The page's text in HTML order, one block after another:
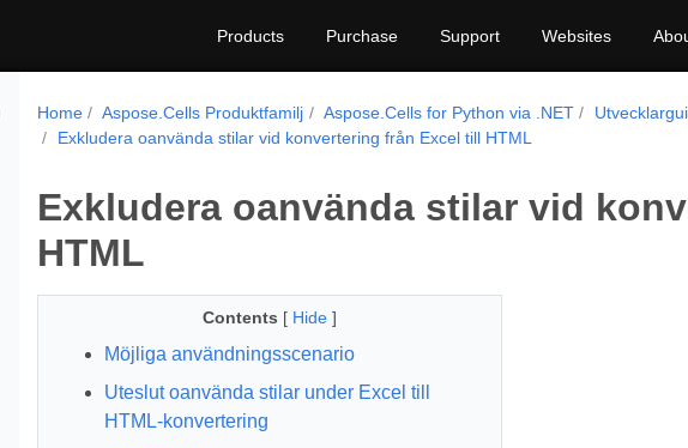
Products Purchase Support Websites
Home Aspose.Cells Produktfamilj Aspose.Cells for Python via .NET
Exkludera oanvända stilar vid konvertering från Excel till HTML
Exkludera oanvända stilar vid
HTML
Contents [ Hide ]
Möjliga användningsscenario
Uteslut oanvända stilar under Excel till
HTML-konvertering